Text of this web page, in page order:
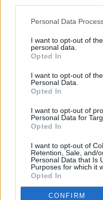
Personal Data
I want to opt-out of
personal data.
Opted In
I want to opt-out of
Personal Data.
Opted In
I want to opt-out of
Personal Data for
Opted In
I want to opt-out of
Retention, Sale, and/
Personal Data that Is
Purposes for which it
Opted In
CONFIRM
Ραγδαία υποχώρηση της
Στη δεύτερη χειρότερη